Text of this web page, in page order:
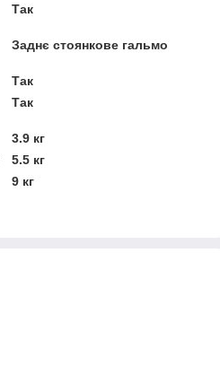
Так
Заднє стоянкове гальмо
Так
Так
3.9 кг
5.5 кг
9 кг